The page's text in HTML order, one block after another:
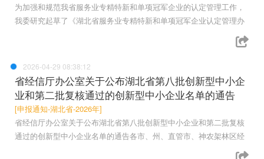
为加强和规范我省服务业专精特新和单项冠军企业的认定管理工作，
我委研究起草了《湖北省服务业专精特新和单项冠军企业认定管理办
2026-04-29 08:38:12
省经信厅办公室关于公布湖北省第八批创新型中小企
业和第二批复核通过的创新型中小企业名单的通告
[申报通知-湖北省-2026年]
省经信厅办公室关于公布湖北省第八批创新型中小企业和第二批复核
通过的创新型中小企业名单的通告各市、州、直管市、神农架林区经